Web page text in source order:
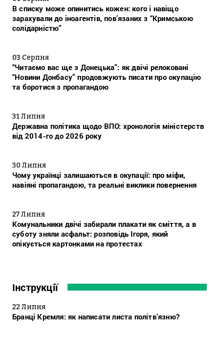
В списку може опинитись кожен: кого і навіщо
зарахували до іноагентів, пов’язаних з “Кримською
солідарністю”
03 Серпня
“Читаємо вас ще з Донецька”: як двічі релоковані
“Новини Донбасу” продовжують писати про окупацію
та боротися з пропагандою
31 Липня
Державна політика щодо ВПО: хронологія міністерств
від 2014-го до 2026 року
30 Липня
Чому українці залишаються в окупації: про міфи,
навіяні пропагандою, та реальні виклики повернення
27 Липня
Комунальники двічі забирали плакати як сміття, а в
суботу зняли асфальт: розповідь Ігоря, який
опікується картонками на протестах
Інструкції
22 Липня
Бранці Кремля: як написати листа політв’язню?